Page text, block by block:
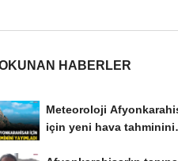
HABERLER
Meteoroloji
için yeni hava tahminini